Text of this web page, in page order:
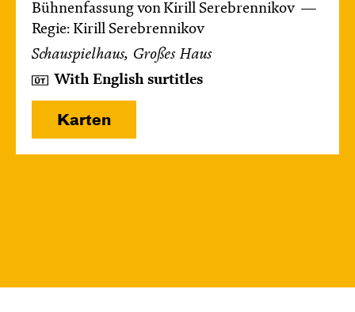
Bühnenfassung von Kirill Serebrennikov
Regie: Kirill Serebrennikov
Schauspielhaus, Großes Haus
With English surtitles
Karten